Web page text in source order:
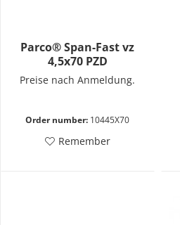
Parco® Span-Fast vz
4,5x70 PZD
Preise nach Anmeldung.
Order number: 10445X70
Remember